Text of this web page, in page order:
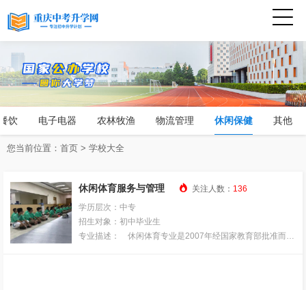
饮 电子电器 农林牧渔 物流管理 休闲保健 其他
您当前位置： 首页 > 学校大全
休闲体育服务与管理  关注人数： 136
学历层次：中专
招生对象：初中毕业生
专业描述： 休闲体育专业是2007年经国家教育部批准而设